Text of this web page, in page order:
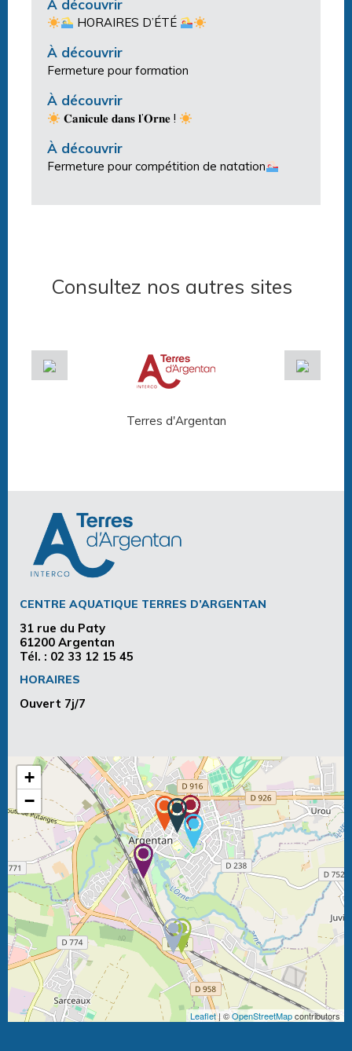
À découvrir
HORAIRES D’ÉTÉ
À découvrir
Fermeture pour formation
À découvrir
𝐂𝐚𝐧𝐢𝐜𝐮𝐥𝐞 𝐝𝐚𝐧𝐬 𝐥’𝐎𝐫𝐧𝐞 !
À découvrir
Fermeture pour compétition de natation
Consultez nos autres sites
Terres d'Argentan
CENTRE AQUATIQUE TERRES D’ARGENTAN
31 rue du Paty
61200 Argentan
Tél. : 02 33 12 15 45
HORAIRES
Ouvert 7j/7
+
−
Leaflet| ©OpenStreetMapcontributors